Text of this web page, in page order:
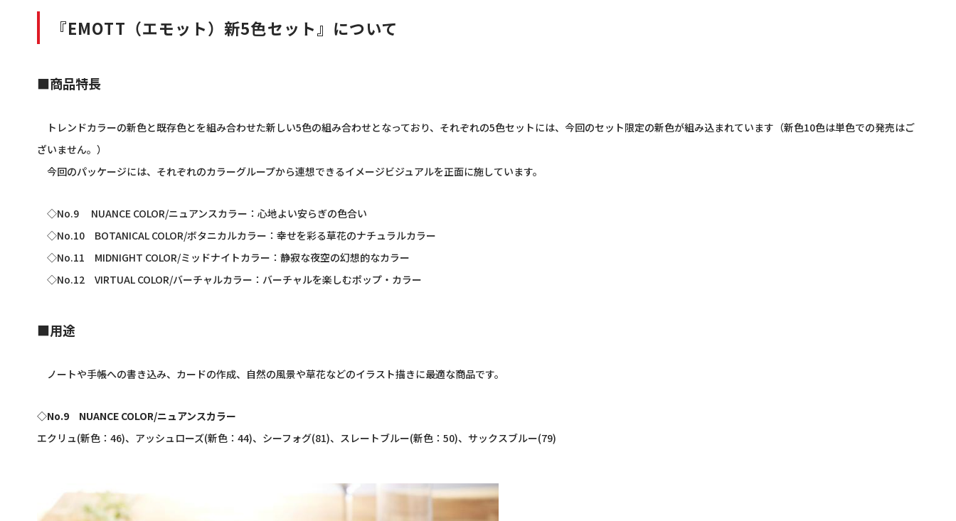
『EMOTT（エモット）新5色セット』について
■商品特長
トレンドカラーの新色と既存色とを組み合わせた新しい5色の組み合わせとなっており、それぞれの5色セットには、今回のセット限定の新色が組み込まれています（新色10色は単色での発売はご
ざいません。）
今回のパッケージには、それぞれのカラーグループから連想できるイメージビジュアルを正面に施しています。
◇No.9 NUANCE COLOR/ニュアンスカラー：心地よい安らぎの色合い
◇No.10 BOTANICAL COLOR/ボタニカルカラー：幸せを彩る草花のナチュラルカラー
◇No.11 MIDNIGHT COLOR/ミッドナイトカラー：静寂な夜空の幻想的なカラー
◇No.12 VIRTUAL COLOR/バーチャルカラー：バーチャルを楽しむポップ・カラー
■用途
ノートや手帳への書き込み、カードの作成、自然の風景や草花などのイラスト描きに最適な商品です。
◇No.9 NUANCE COLOR/ニュアンスカラー
エクリュ(新色：46)、アッシュローズ(新色：44)、シーフォグ(81)、スレートブルー(新色：50)、サックスブルー(79)